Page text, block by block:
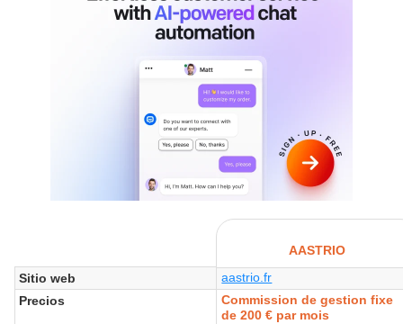
AASTRIO
Sitio web
aastrio.fr
Precios
Commission de gestion fixe
de 200 € par mois